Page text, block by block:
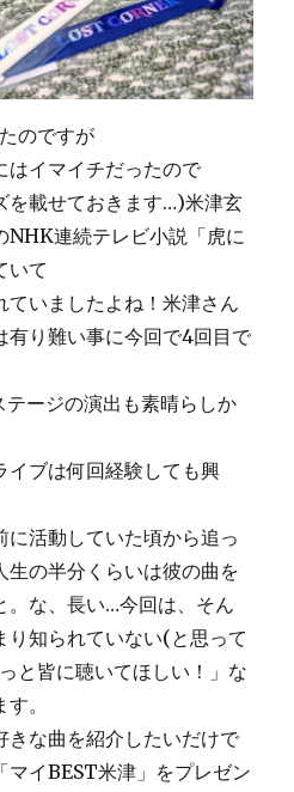
のですが
はイマイチだったので
を載せておきます…)米津玄
NHK連続テレビ小説「虎に
いて
ていましたよね！米津さん
有り難い事に今回で4回目で
ージの演出も素晴らしか
イブは何回経験しても興
活動していた頃から追っ
生の半分くらいは彼の曲を
。な、長い…今回は、そん
り知られていない(と思って
と皆に聴いてほしい！」な
。
きな曲を紹介したいだけで
マイBEST米津」をプレゼン